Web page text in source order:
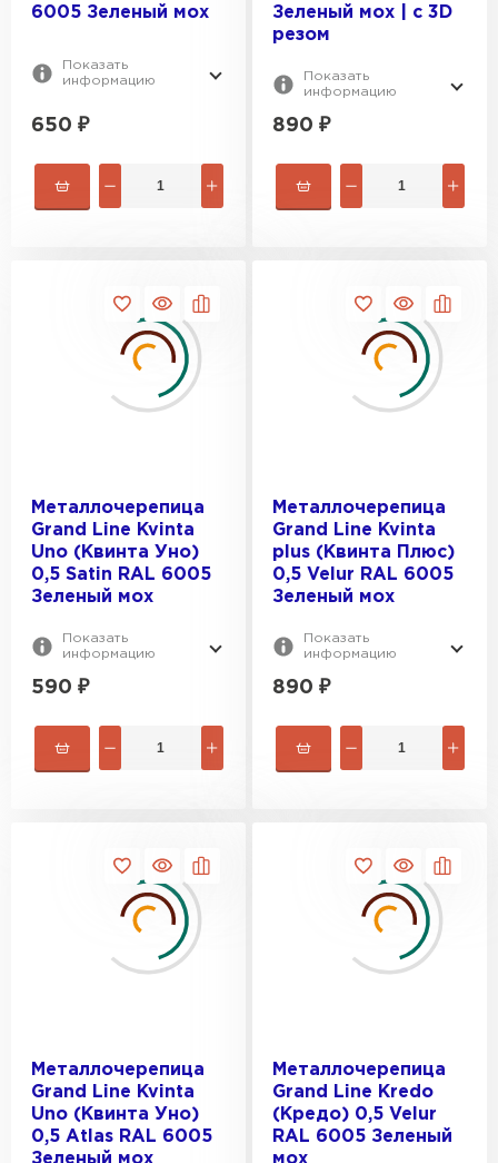
6005 Зеленый мох
Показать
информацию
650 ₽
Зеленый мох | c 3D
резом
Показать
информацию
890 ₽
Металлочерепица
Grand Line Kvinta
Uno (Квинта Уно)
0,5 Satin RAL 6005
Зеленый мох
Показать
информацию
590 ₽
Металлочерепица
Grand Line Kvinta
plus (Квинта Плюс)
0,5 Velur RAL 6005
Зеленый мох
Показать
информацию
890 ₽
Металлочерепица
Grand Line Kvinta
Uno (Квинта Уно)
0,5 Atlas RAL 6005
Зеленый мох
Металлочерепица
Grand Line Kredo
(Кредо) 0,5 Velur
RAL 6005 Зеленый
мох
Шифер